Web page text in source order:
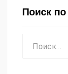
Поиск по